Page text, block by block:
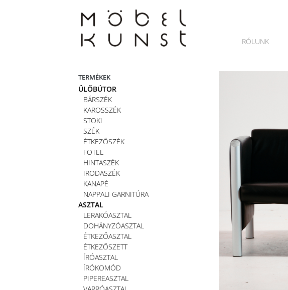
RÓLUNK
TERMÉKEK
ÜLŐBÚTOR
BÁRSZÉK
KAROSSZÉK
STOKI
SZÉK
ÉTKEZŐSZÉK
FOTEL
HINTASZÉK
IRODASZÉK
KANAPÉ
NAPPALI GARNITÚRA
ASZTAL
LERAKÓASZTAL
DOHÁNYZÓASZTAL
ÉTKEZŐASZTAL
ÉTKEZŐSZETT
ÍRÓASZTAL
ÍRÓKOMÓD
PIPEREASZTAL